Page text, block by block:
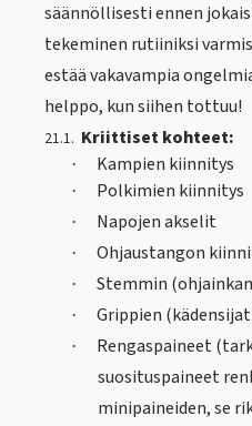
säännöllisesti ennen
tekeminen rutiiniksi
estää vakavampia
helppo, kun siihen tottuu!
21.1. Kriittiset kohteet:
· Kampien kiinnitys
· Polkimien kiinnitys
· Napojen akselit
· Ohjaustangon
· Stemmin
· Grippien
·
Rengaspaineet
suosituspaineet
minipaineiden, se